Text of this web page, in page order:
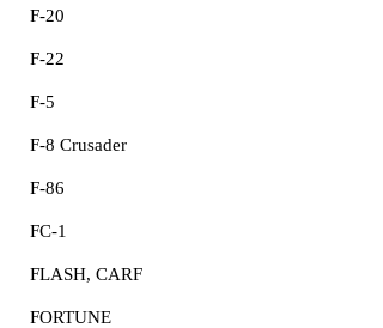
F-20
F-22
F-5
F-8 Crusader
F-86
FC-1
FLASH, CARF
FORTUNE